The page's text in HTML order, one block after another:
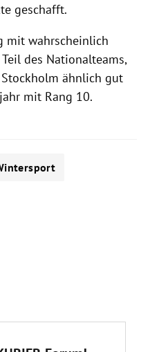
geschafft.
mit wahrscheinlich
des Nationalteams,
ähnlich gut
mit Rang 10.